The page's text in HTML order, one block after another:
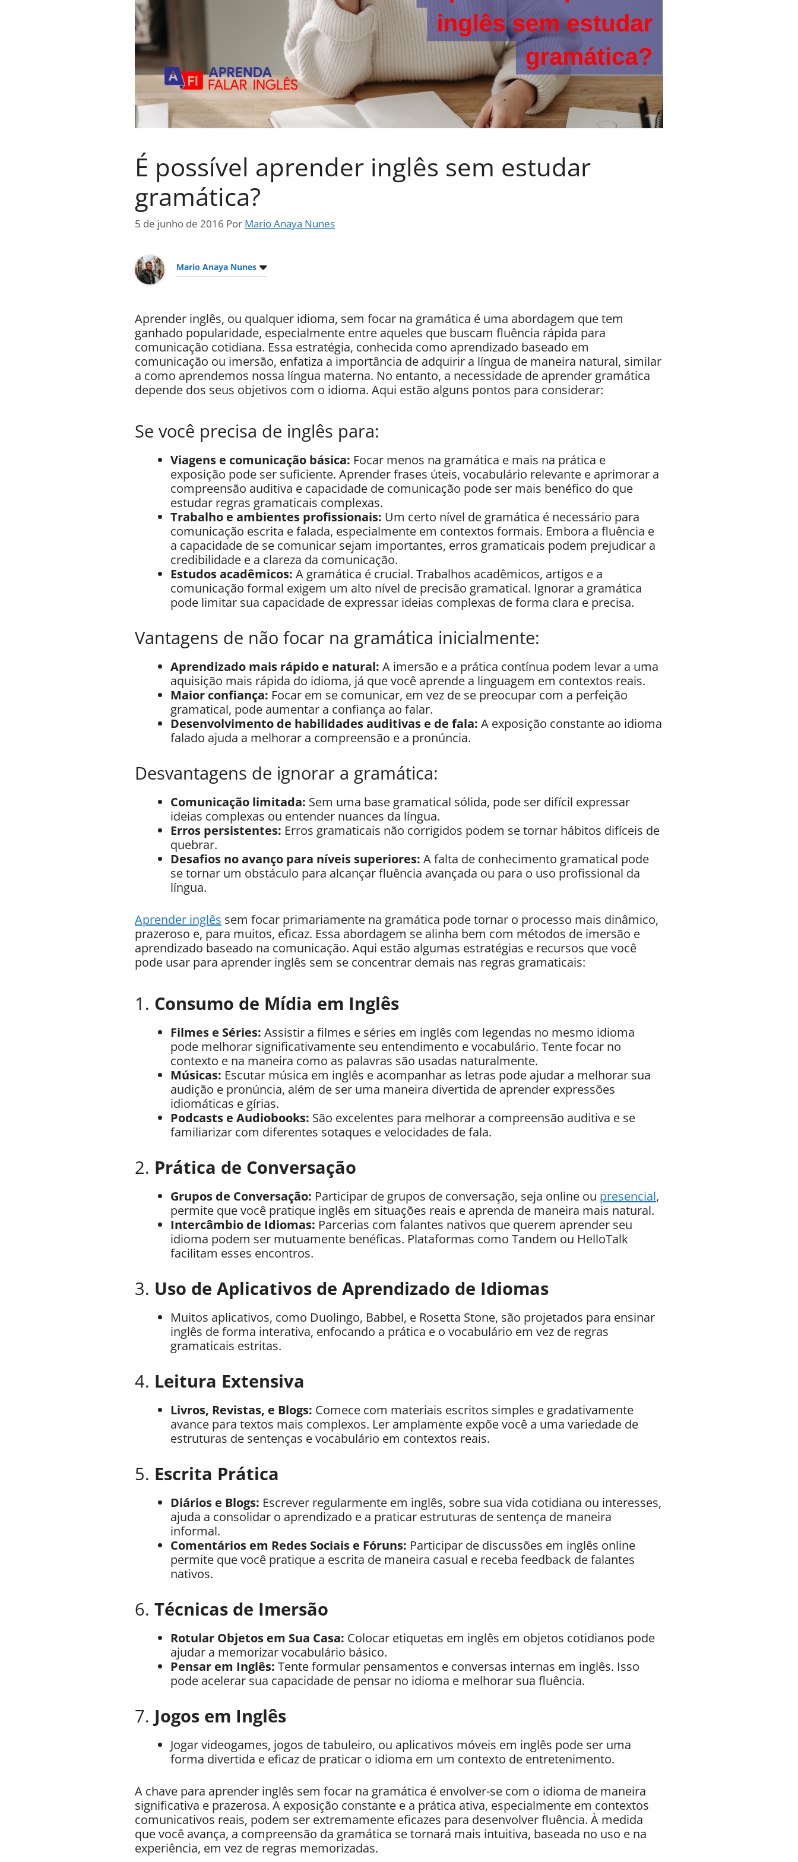
É possível aprender inglês sem estudar
gramática?
5 de junho de 2016 Por Mario Anaya Nunes
Mario Anaya Nunes
Aprender inglês, ou qualquer idioma, sem focar na gramática é uma abordagem que tem
ganhado popularidade, especialmente entre aqueles que buscam fluência rápida para
comunicação cotidiana. Essa estratégia, conhecida como aprendizado baseado em
comunicação ou imersão, enfatiza a importância de adquirir a língua de maneira natural, similar
a como aprendemos nossa língua materna. No entanto, a necessidade de aprender gramática
depende dos seus objetivos com o idioma. Aqui estão alguns pontos para considerar:
Se você precisa de inglês para:
Viagens e comunicação básica: Focar menos na gramática e mais na prática e
exposição pode ser suficiente. Aprender frases úteis, vocabulário relevante e aprimorar a
compreensão auditiva e capacidade de comunicação pode ser mais benéfico do que
estudar regras gramaticais complexas.
Trabalho e ambientes profissionais: Um certo nível de gramática é necessário para
comunicação escrita e falada, especialmente em contextos formais. Embora a fluência e
a capacidade de se comunicar sejam importantes, erros gramaticais podem prejudicar a
credibilidade e a clareza da comunicação.
Estudos acadêmicos: A gramática é crucial. Trabalhos acadêmicos, artigos e a
comunicação formal exigem um alto nível de precisão gramatical. Ignorar a gramática
pode limitar sua capacidade de expressar ideias complexas de forma clara e precisa.
Vantagens de não focar na gramática inicialmente:
Aprendizado mais rápido e natural: A imersão e a prática contínua podem levar a uma
aquisição mais rápida do idioma, já que você aprende a linguagem em contextos reais.
Maior confiança: Focar em se comunicar, em vez de se preocupar com a perfeição
gramatical, pode aumentar a confiança ao falar.
Desenvolvimento de habilidades auditivas e de fala: A exposição constante ao idioma
falado ajuda a melhorar a compreensão e a pronúncia.
Desvantagens de ignorar a gramática:
Comunicação limitada: Sem uma base gramatical sólida, pode ser difícil expressar
ideias complexas ou entender nuances da língua.
Erros persistentes: Erros gramaticais não corrigidos podem se tornar hábitos difíceis de
quebrar.
Desafios no avanço para níveis superiores: A falta de conhecimento gramatical pode
se tornar um obstáculo para alcançar fluência avançada ou para o uso profissional da
língua.
Aprender inglês sem focar primariamente na gramática pode tornar o processo mais dinâmico,
prazeroso e, para muitos, eficaz. Essa abordagem se alinha bem com métodos de imersão e
aprendizado baseado na comunicação. Aqui estão algumas estratégias e recursos que você
pode usar para aprender inglês sem se concentrar demais nas regras gramaticais:
1. Consumo de Mídia em Inglês
Filmes e Séries: Assistir a filmes e séries em inglês com legendas no mesmo idioma
pode melhorar significativamente seu entendimento e vocabulário. Tente focar no
contexto e na maneira como as palavras são usadas naturalmente.
Músicas: Escutar música em inglês e acompanhar as letras pode ajudar a melhorar sua
audição e pronúncia, além de ser uma maneira divertida de aprender expressões
idiomáticas e gírias.
Podcasts e Audiobooks: São excelentes para melhorar a compreensão auditiva e se
familiarizar com diferentes sotaques e velocidades de fala.
2. Prática de Conversação
Grupos de Conversação: Participar de grupos de conversação, seja online ou presencial,
permite que você pratique inglês em situações reais e aprenda de maneira mais natural.
Intercâmbio de Idiomas: Parcerias com falantes nativos que querem aprender seu
idioma podem ser mutuamente benéficas. Plataformas como Tandem ou HelloTalk
facilitam esses encontros.
3. Uso de Aplicativos de Aprendizado de Idiomas
Muitos aplicativos, como Duolingo, Babbel, e Rosetta Stone, são projetados para ensinar
inglês de forma interativa, enfocando a prática e o vocabulário em vez de regras
gramaticais estritas.
4. Leitura Extensiva
Livros, Revistas, e Blogs: Comece com materiais escritos simples e gradativamente
avance para textos mais complexos. Ler amplamente expõe você a uma variedade de
estruturas de sentenças e vocabulário em contextos reais.
5. Escrita Prática
Diários e Blogs: Escrever regularmente em inglês, sobre sua vida cotidiana ou interesses,
ajuda a consolidar o aprendizado e a praticar estruturas de sentença de maneira
informal.
Comentários em Redes Sociais e Fóruns: Participar de discussões em inglês online
permite que você pratique a escrita de maneira casual e receba feedback de falantes
nativos.
6. Técnicas de Imersão
Rotular Objetos em Sua Casa: Colocar etiquetas em inglês em objetos cotidianos pode
ajudar a memorizar vocabulário básico.
Pensar em Inglês: Tente formular pensamentos e conversas internas em inglês. Isso
pode acelerar sua capacidade de pensar no idioma e melhorar sua fluência.
7. Jogos em Inglês
Jogar videogames, jogos de tabuleiro, ou aplicativos móveis em inglês pode ser uma
forma divertida e eficaz de praticar o idioma em um contexto de entretenimento.
A chave para aprender inglês sem focar na gramática é envolver-se com o idioma de maneira
significativa e prazerosa. A exposição constante e a prática ativa, especialmente em contextos
comunicativos reais, podem ser extremamente eficazes para desenvolver fluência. À medida
que você avança, a compreensão da gramática se tornará mais intuitiva, baseada no uso e na
experiência, em vez de regras memorizadas.